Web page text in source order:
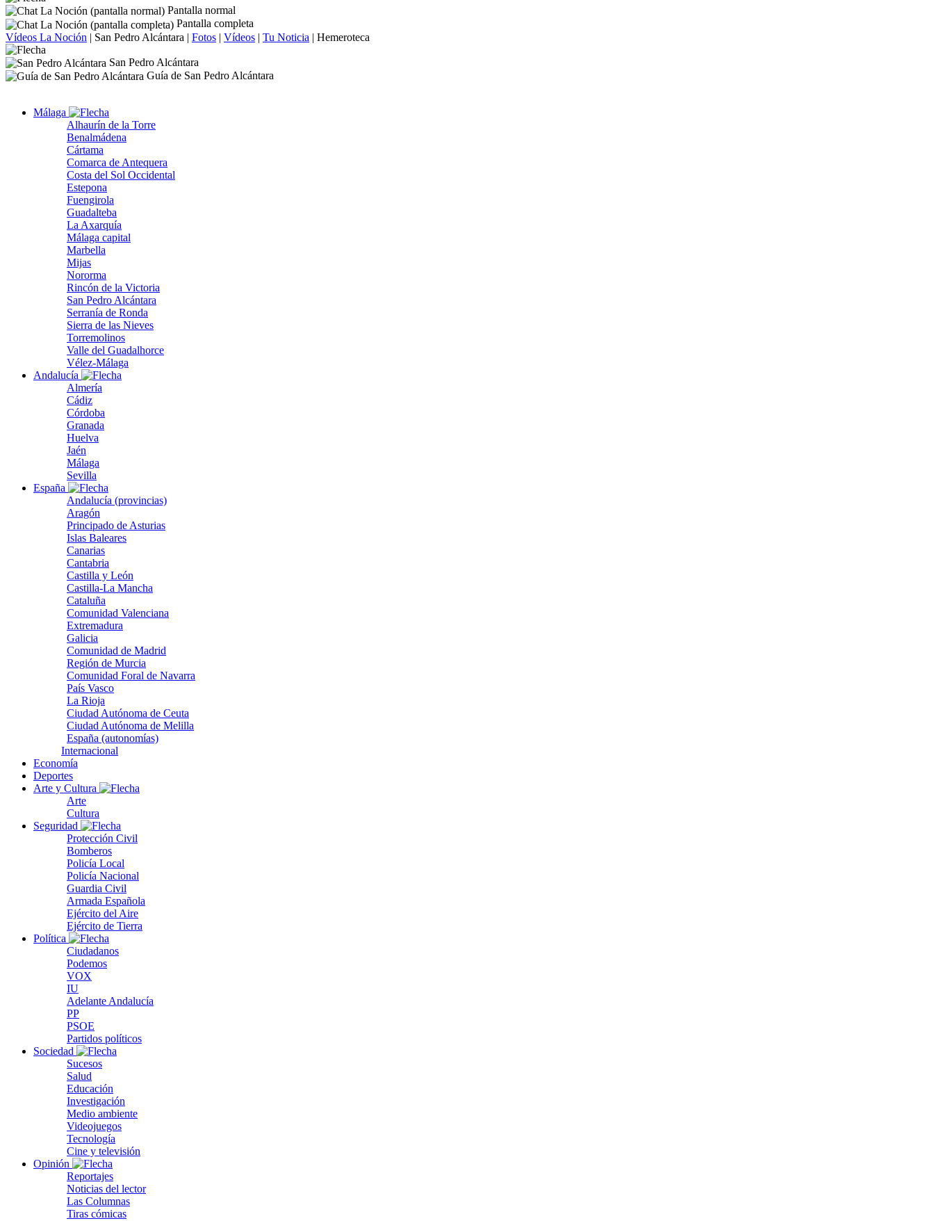
Pantalla normal
Pantalla completa
Vídeos La Noción | San Pedro Alcántara | Fotos | Vídeos | Tu Noticia | Hemeroteca
San Pedro Alcántara
Guía de San Pedro Alcántara
Málaga
Alhaurín de la Torre
Benalmádena
Cártama
Comarca de Antequera
Costa del Sol Occidental
Estepona
Fuengirola
Guadalteba
La Axarquía
Málaga capital
Marbella
Mijas
Nororma
Rincón de la Victoria
San Pedro Alcántara
Serranía de Ronda
Sierra de las Nieves
Torremolinos
Valle del Guadalhorce
Vélez-Málaga
Andalucía
Almería
Cádiz
Córdoba
Granada
Huelva
Jaén
Málaga
Sevilla
España
Andalucía (provincias)
Aragón
Principado de Asturias
Islas Baleares
Canarias
Cantabria
Castilla y León
Castilla-La Mancha
Cataluña
Comunidad Valenciana
Extremadura
Galicia
Comunidad de Madrid
Región de Murcia
Comunidad Foral de Navarra
País Vasco
La Rioja
Ciudad Autónoma de Ceuta
Ciudad Autónoma de Melilla
España (autonomías)
Internacional
Economía
Deportes
Arte y Cultura
Arte
Cultura
Seguridad
Protección Civil
Bomberos
Policía Local
Policía Nacional
Guardia Civil
Armada Española
Ejército del Aire
Ejército de Tierra
Política
Ciudadanos
Podemos
VOX
IU
Adelante Andalucía
PP
PSOE
Partidos políticos
Sociedad
Sucesos
Salud
Educación
Investigación
Medio ambiente
Videojuegos
Tecnología
Cine y televisión
Opinión
Reportajes
Noticias del lector
Las Columnas
Tiras cómicas